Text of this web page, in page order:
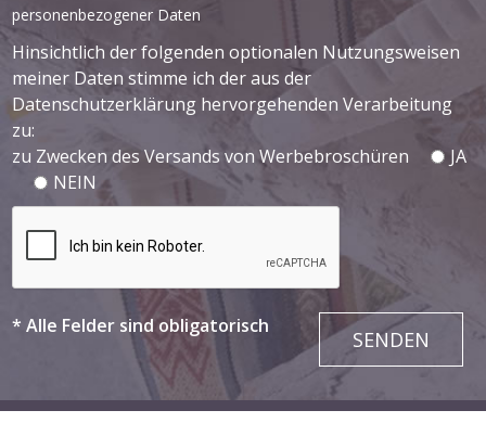
personenbezogener Daten
Hinsichtlich der folgenden optionalen Nutzungsweisen
meiner Daten stimme ich der aus der
Datenschutzerklärung hervorgehenden Verarbeitung
zu:
zu Zwecken des Versands von Werbebroschüren
JA
NEIN
* Alle Felder sind obligatorisch